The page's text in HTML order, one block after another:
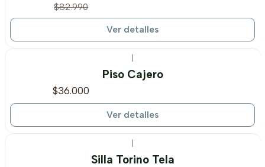
$82.990
Ver detalles
Piso Cajero
$36.000
Ver detalles
Silla Torino Tela